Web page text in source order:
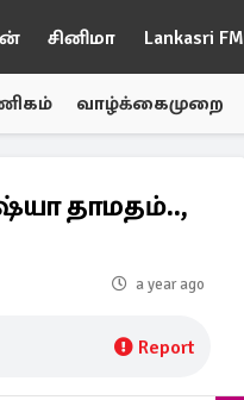
சினிமா Lankasri FM
வாழ்க்கைமுறை
தாமதம்..,
a year ago
Report